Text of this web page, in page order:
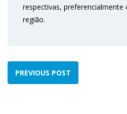
respectivas, preferencialmente
região.
PREVIOUS POST